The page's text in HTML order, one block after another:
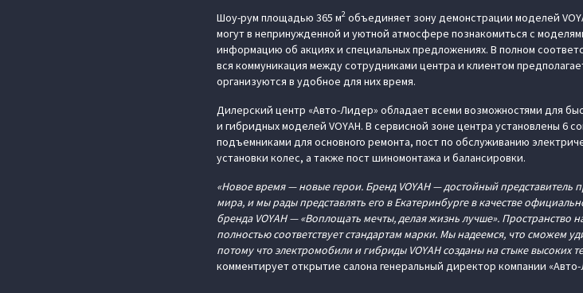
Шоу-рум площадью 365 м2 объединяет зону демонстрации моделей
могут в непринужденной и уютной атмосфере познакомиться с
информацию об акциях и специальных предложениях. В полном
вся коммуникация между сотрудниками центра и клиентом
организуются в удобное для них время.
Дилерский центр «Авто-Лидер» обладает всеми возможностями для
и гибридных моделей VOYAH. В сервисной зоне центра установлены 6
подъемниками для основного ремонта, пост по обслуживанию
установки колес, а также пост шиномонтажа и балансировки.
«Новое время — новые герои. Бренд VOYAH — достойный представитель
мира, и мы рады представлять его в Екатеринбурге в качестве
бренда VOYAH — «Воплощать мечты, делая жизнь лучше». Пространство
полностью соответствует стандартам марки. Мы надеемся, что сможем
потому что электромобили и гибриды VOYAH созданы на стыке высоких
комментирует открытие салона генеральный директор компании